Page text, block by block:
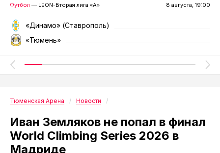
Футбол — LEON-Вторая лига «А» 8 августа, 19:00
«Динамо» (Ставрополь)
«Тюмень»
Тюменская Арена Новости
Иван Земляков не попал в финал
World Climbing Series 2026 в
Мадриде